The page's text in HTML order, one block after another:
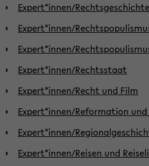
Expert*innen/Rechtsgeschichte
Expert*innen/
Expert*innen/
Expert*innen/Rechtsstaat
Expert*innen/Recht und Film
Expert*innen/Reformation
Expert*innen/
Expert*innen/Reisen und